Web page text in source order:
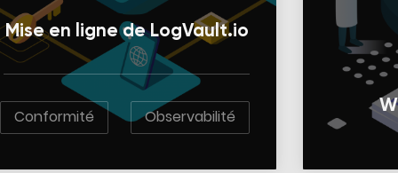
Mise en ligne de LogVault.io
Conformité Observabilité